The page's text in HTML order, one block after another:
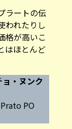
ラートの伝
われたりし
格が高いこ
はほとんど
・ヌンク
PO